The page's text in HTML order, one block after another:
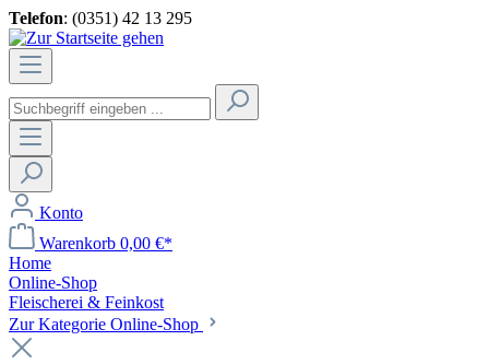
Telefon: (0351) 42 13 295
Konto
Warenkorb 0,00 €*
Home
Online-Shop
Fleischerei & Feinkost
Zur Kategorie Online-Shop